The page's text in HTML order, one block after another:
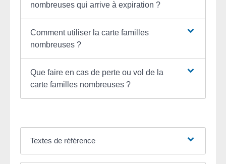
nombreuses qui arrive à expiration ?
Comment utiliser la carte familles
nombreuses ?
Que faire en cas de perte ou vol de la
carte familles nombreuses ?
Textes de référence